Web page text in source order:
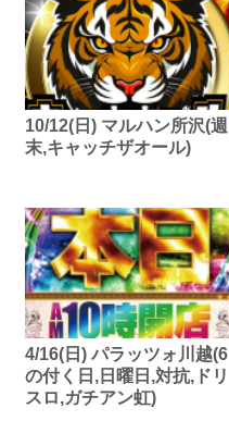
10/12(日) マルハン所沢(週
末,キャッチザオール)
4/16(日) パラッツォ川越(6
の付く日,日曜日,対抗,ドリ
スロ,ガチアン虹)